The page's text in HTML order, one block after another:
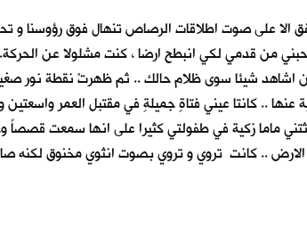
الا على صوت اطلاقات الرصاص تنهال فوق رؤوسنا
من قدمي لكي انبطح ارضا ، كنت مشلولا عن
شيئا سوى ظلام حالك .. ثم ظهرتْ نقطة نور
عنها .. كانتا عيني فتاةٍ جميلةٍ في مقتبل العمر
ماما زكية في طفولتي كثيرا على انها سمعت قصصاً
.. كانت تروي و تروي بصوت انثوي مخنوق لكنه